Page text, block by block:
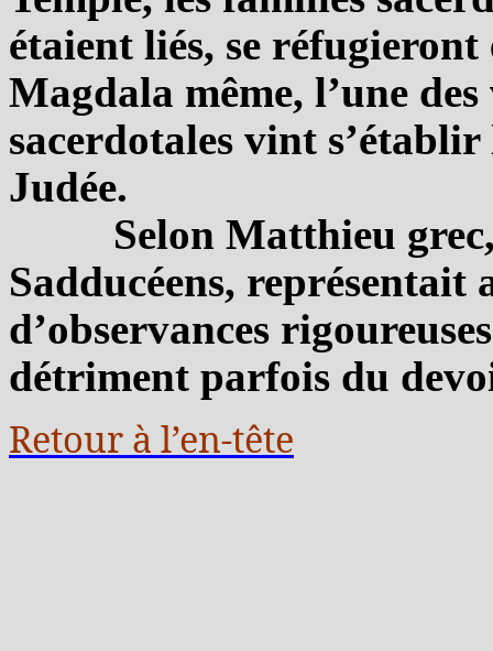
étaient liés, se
Magdala même, l’une
sacerdotales vint
Judée.
Selon Matthieu
Sadducéens,
d’observances
détriment parfois du
Retour à l’en-tête